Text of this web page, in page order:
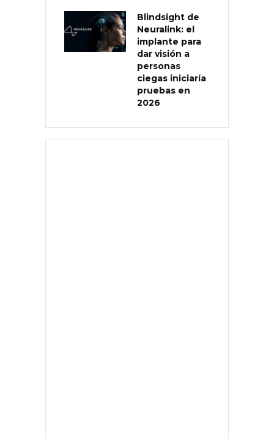
Blindsight de
Neuralink: el
implante para
dar visión a
personas
ciegas iniciaría
pruebas en
2026